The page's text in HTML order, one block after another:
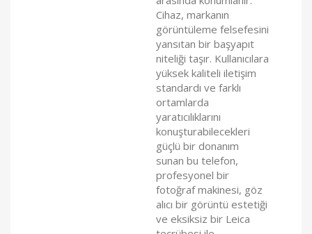
Cihaz, markanın
görüntüleme felsefesini
yansıtan bir başyapıt
niteliği taşır. Kullanıcılara
yüksek kaliteli iletişim
standardı ve farklı
ortamlarda
yaratıcılıklarını
konuşturabilecekleri
güçlü bir donanım
sunan bu telefon,
profesyonel bir
fotoğraf makinesi, göz
alıcı bir görüntü estetiği
ve eksiksiz bir Leica